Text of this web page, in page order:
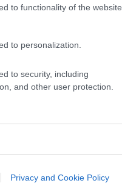
to functionality of the website
to personalization.
to security, including
and other user protection.
Privacy and Cookie Policy
fatto che
contro Mosca,
avversi
alla crisi.
di